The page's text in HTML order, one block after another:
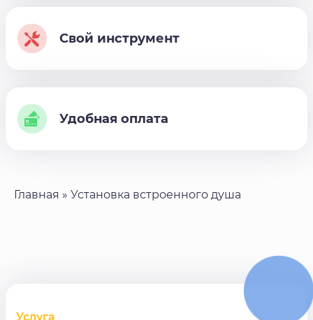
Свой инструмент
Удобная оплата
Главная » Установка встроенного душа
Услуга